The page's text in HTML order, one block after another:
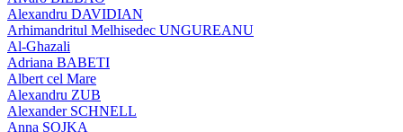
Alexandru DAVIDIAN
Arhimandritul Melhisedec UNGUREANU
Al-Ghazali
Adriana BABETI
Albert cel Mare
Alexandru ZUB
Alexander SCHNELL
Anna SOJKA